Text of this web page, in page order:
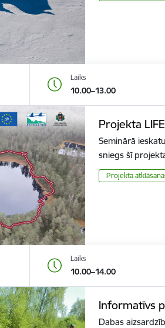
Laiks
10.00–13.00
Projekta
Seminārā
sniegs šī
Projekta
Laiks
10.00–14.00
Informatīvs
Dabas